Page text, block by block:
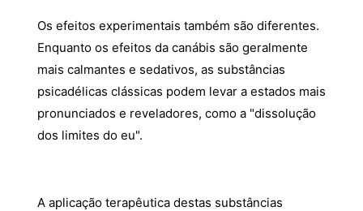
Os efeitos experimentais também são diferentes.
Enquanto os efeitos da canábis são geralmente
mais calmantes e sedativos, as substâncias
psicadélicas clássicas podem levar a estados mais
pronunciados e reveladores, como a "dissolução
dos limites do eu".
A aplicação terapêutica destas substâncias